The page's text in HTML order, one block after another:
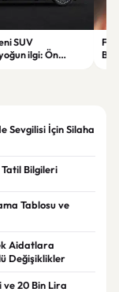
SUV
ilgi: Ön
Sevgilisi İçin Silaha
Tatil Bilgileri
Tablosu ve
Aidatlara
Değişiklikler
ve 20 Bin Lira